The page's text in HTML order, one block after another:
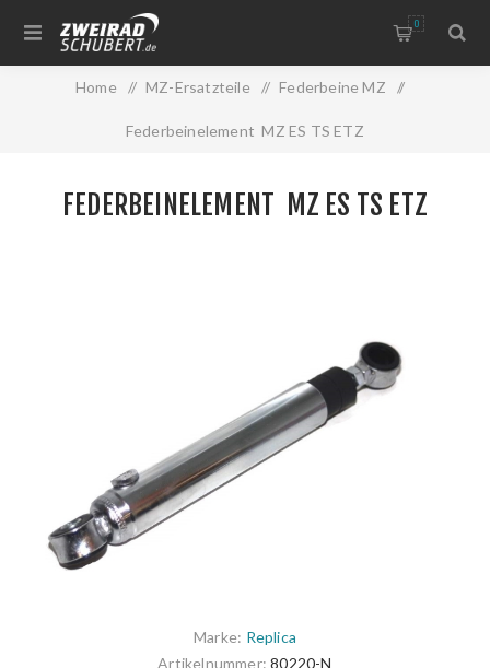
0
Home / MZ-Ersatzteile / Federbeine MZ /
Federbeinelement MZ ES TS ETZ
FEDERBEINELEMENT MZ ES TS ETZ
Marke: Replica
Artikelnummer: 80220-N